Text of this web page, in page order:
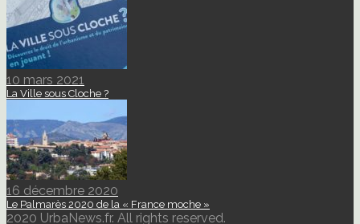
10 mars 2021
La Ville sous Cloche ?
16 décembre 2020
Le Palmarès 2020 de la « France moche »
2020 UrbaNews.fr. All rights reserved.